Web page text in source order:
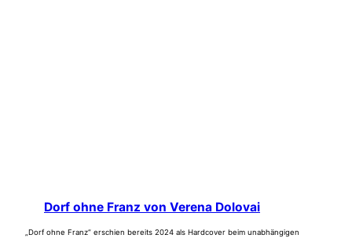
Dorf ohne Franz von Verena Dolovai
„Dorf ohne Franz“ erschien bereits 2024 als Hardcover beim unabhängigen